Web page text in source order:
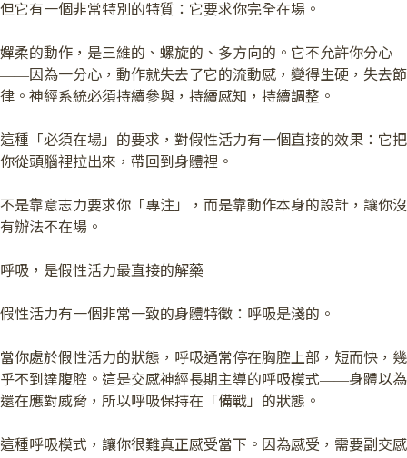
但它有一個非常特別的特質：它要求你完全在場。
嬋柔的動作，是三維的、螺旋的、多方向的。它不允許你分心
——因為一分心，動作就失去了它的流動感，變得生硬，失去節
律。神經系統必須持續參與，持續感知，持續調整。
這種「必須在場」的要求，對假性活力有一個直接的效果：它把
你從頭腦裡拉出來，帶回到身體裡。
不是靠意志力要求你「專注」，而是靠動作本身的設計，讓你沒
有辦法不在場。
呼吸，是假性活力最直接的解藥
假性活力有一個非常一致的身體特徵：呼吸是淺的。
當你處於假性活力的狀態，呼吸通常停在胸腔上部，短而快，幾
乎不到達腹腔。這是交感神經長期主導的呼吸模式——身體以為
還在應對威脅，所以呼吸保持在「備戰」的狀態。
這種呼吸模式，讓你很難真正感受當下。因為感受，需要副交感